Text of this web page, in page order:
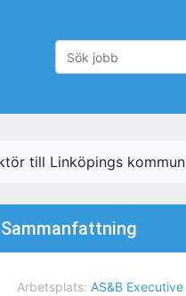
till Linköpings kommun
Sammanfattning
Arbetsplats: AS&B Executive